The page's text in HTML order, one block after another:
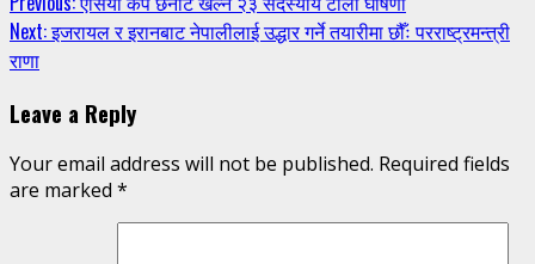
Reading
Next:इजरायल र इरानबाट नेपालीलाई उद्धार गर्ने तयारीमा छौँः परराष्ट्रमन्त्री
राणा
Leave a Reply
Your email address will not be published. Required fields
are marked *